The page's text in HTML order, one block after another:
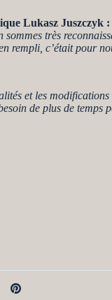
Lukasz Juszczyk :
très
rempli, c’était pour
et les
de plus de temps